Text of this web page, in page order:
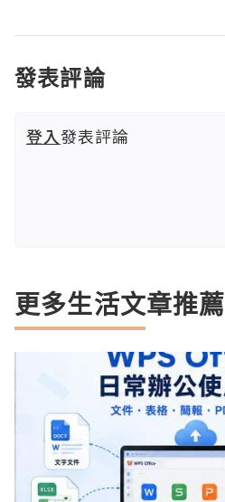
發表評論
登入發表評論
更多生活文章推薦